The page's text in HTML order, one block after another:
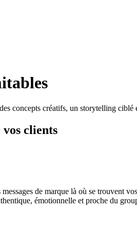
concepts créatifs, un storytelling
clients
de marque là où se trouvent
émotionnelle et proche du